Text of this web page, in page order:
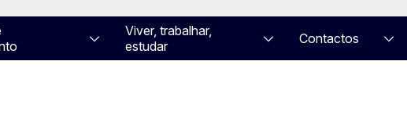
Viver, trabalhar,
estudar
Contactos